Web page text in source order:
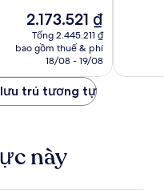
Giá
hiện
tại
2.173.521 ₫
2.173.521 ₫
Tổng 2.445.211 ₫
bao gồm thuế & phí
18/08 - 19/08
xét
lưu trú tương tự
này